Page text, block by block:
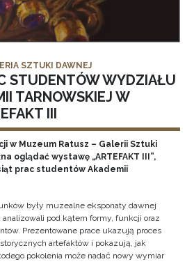
SZTUKI DAWNEJ
STUDENTÓW WYDZIAŁU
TARNOWSKIEJ W
III
w Muzeum Ratusz – Galerii Sztuki
oglądać wystawę „ARTEFAKT III”,
prac studentów Akademii
były muzealne eksponaty dawnej
pod kątem formy, funkcji oraz
Prezentowane prace ukazują proces
artefaktów i pokazują, jak
pokolenia może nadać nowy wymiar